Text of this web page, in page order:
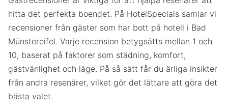
hitta det perfekta boendet. På HotelSpecials samlar vi
recensioner från gäster som har bott på hotell i Bad
Münstereifel. Varje recension betygsätts mellan 1 och
10, baserat på faktorer som städning, komfort,
gästvänlighet och läge. På så sätt får du ärliga insikter
från andra resenärer, vilket gör det lättare att göra det
bästa valet.